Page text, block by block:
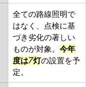
全ての路線照明で
はなく、点検に基
づき劣化の著しい
ものが対象。 今年
度は7灯の設置を予
定。